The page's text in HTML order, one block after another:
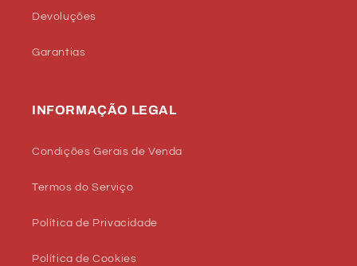
Devoluções
Garantias
INFORMAÇÃO LEGAL
Condições Gerais de Venda
Termos do Serviço
Política de Privacidade
Política de Cookies